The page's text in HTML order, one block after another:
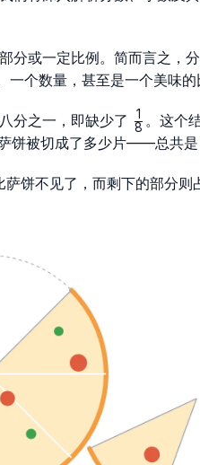
分或一定比例。简而言之，
一个数量，甚至是一个美味的
分之一，即缺少了 \frac{1}
{8}
8
1 。这个
饼被切成了多少片——总共是
萨饼不见了，而剩下的部分则